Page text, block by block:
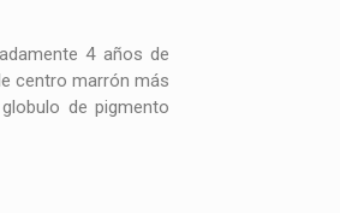
4 años de
centro marrón más
de pigmento